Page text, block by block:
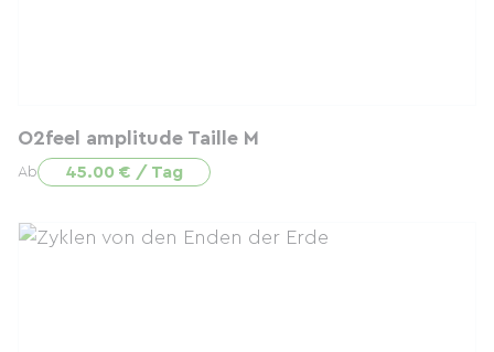
O2feel amplitude Taille M
Ab 45.00 € / Tag